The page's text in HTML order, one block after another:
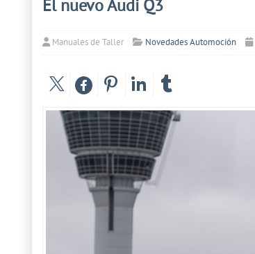
El nuevo Audi Q3
Manuales de Taller Novedades Automoción